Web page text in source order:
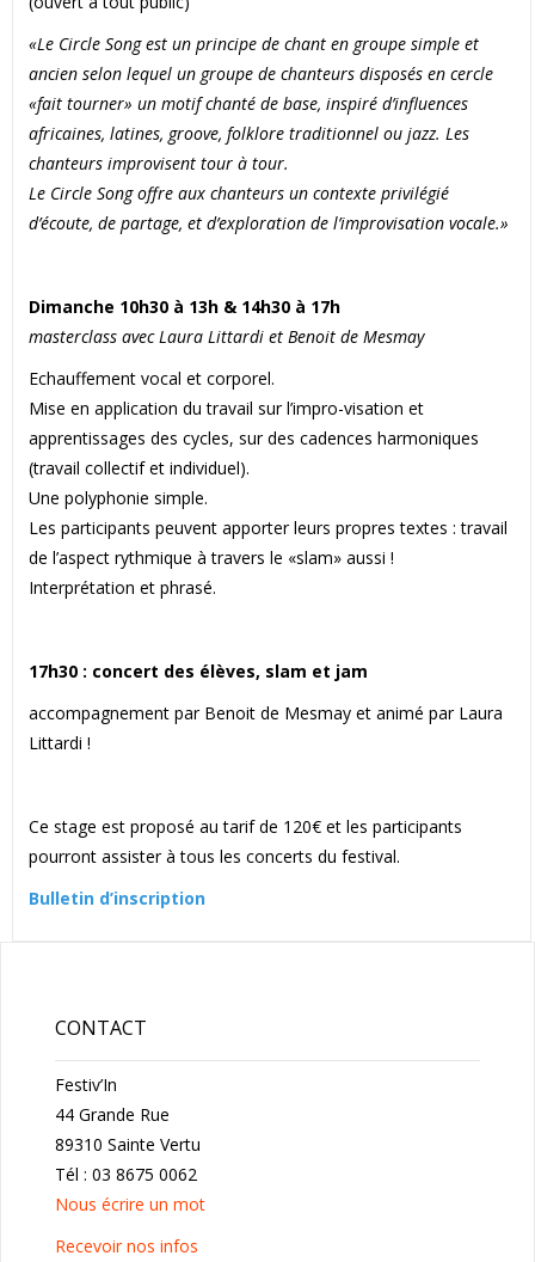
«Le Circle Song est un principe de chant en groupe simple et
ancien selon lequel un groupe de chanteurs disposés en cercle
«fait tourner» un motif chanté de base, inspiré d’influences
africaines, latines, groove, folklore traditionnel ou jazz. Les
chanteurs improvisent tour à tour.
Le Circle Song offre aux chanteurs un contexte privilégié
d’écoute, de partage, et d’exploration de l’improvisation vocale.»
Dimanche 10h30 à 13h & 14h30 à 17h
masterclass avec Laura Littardi et Benoit de Mesmay
Echauffement vocal et corporel.
Mise en application du travail sur l’impro-visation et
apprentissages des cycles, sur des cadences harmoniques
(travail collectif et individuel).
Une polyphonie simple.
Les participants peuvent apporter leurs propres textes : travail
de l’aspect rythmique à travers le «slam» aussi !
Interprétation et phrasé.
17h30 : concert des élèves, slam et jam
accompagnement par Benoit de Mesmay et animé par Laura
Littardi !
Ce stage est proposé au tarif de 120€ et les participants
pourront assister à tous les concerts du festival.
Bulletin d’inscription
CONTACT
Festiv’In
44 Grande Rue
89310 Sainte Vertu
Tél : 03 8675 0062
Nous écrire un mot
Recevoir nos infos